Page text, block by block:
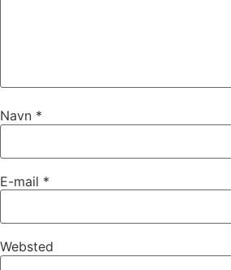
Navn *
E-mail *
Websted